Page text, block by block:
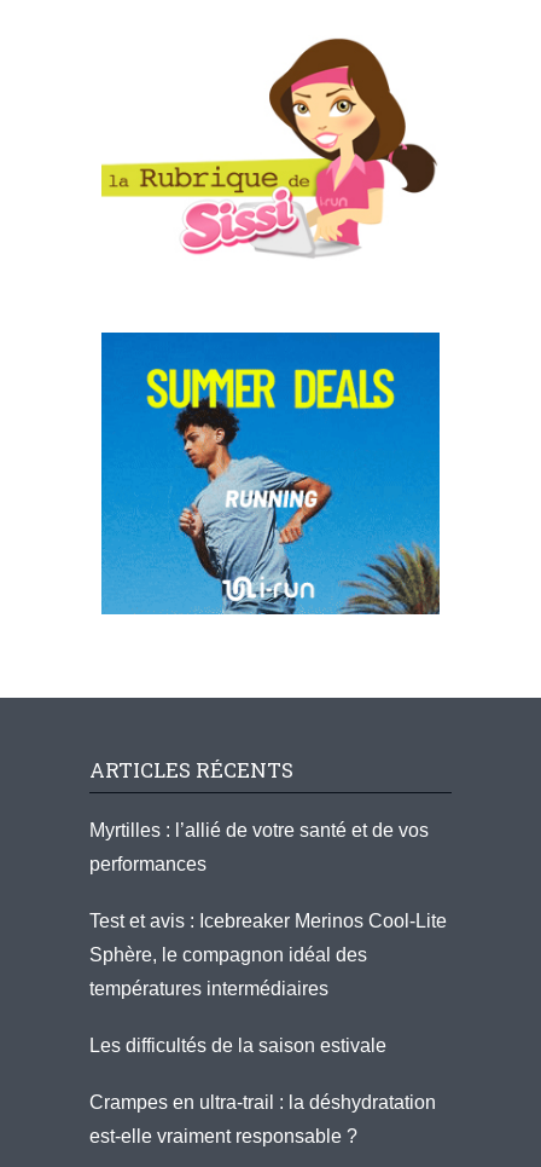
ARTICLES RÉCENTS
Myrtilles : l’allié de votre santé et de vos
performances
Test et avis : Icebreaker Merinos Cool-Lite
Sphère, le compagnon idéal des
températures intermédiaires
Les difficultés de la saison estivale
Crampes en ultra-trail : la déshydratation
est-elle vraiment responsable ?